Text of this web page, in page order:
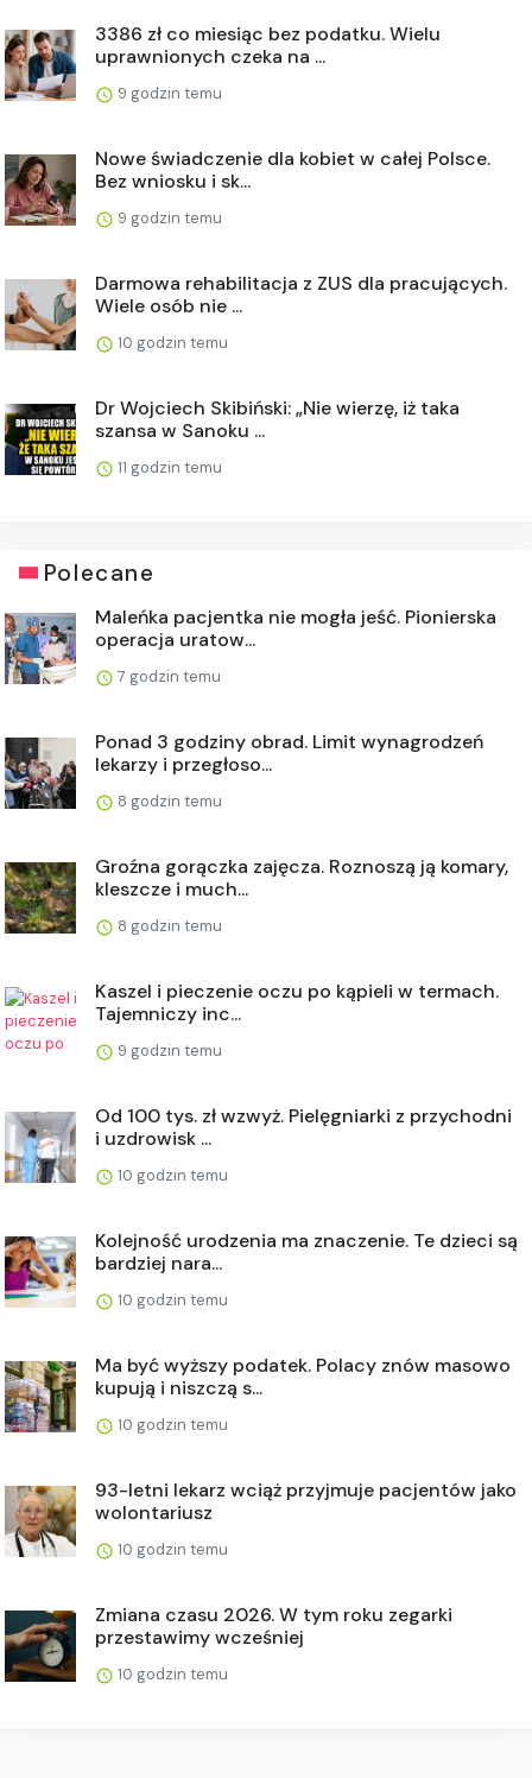
3386 zł co miesiąc bez podatku. Wielu
uprawnionych czeka na ...
9 godzin temu
Nowe świadczenie dla kobiet w całej Polsce.
Bez wniosku i sk...
9 godzin temu
Darmowa rehabilitacja z ZUS dla pracujących.
Wiele osób nie ...
10 godzin temu
Dr Wojciech Skibiński: „Nie wierzę, iż taka
szansa w Sanoku ...
11 godzin temu
Polecane
Maleńka pacjentka nie mogła jeść. Pionierska
operacja uratow...
7 godzin temu
Ponad 3 godziny obrad. Limit wynagrodzeń
lekarzy i przegłoso...
8 godzin temu
Groźna gorączka zajęcza. Roznoszą ją komary,
kleszcze i much...
8 godzin temu
Kaszel i pieczenie oczu po kąpieli w termach.
Tajemniczy inc...
9 godzin temu
Od 100 tys. zł wzwyż. Pielęgniarki z przychodni
i uzdrowisk ...
10 godzin temu
Kolejność urodzenia ma znaczenie. Te dzieci są
bardziej nara...
10 godzin temu
Ma być wyższy podatek. Polacy znów masowo
kupują i niszczą s...
10 godzin temu
93-letni lekarz wciąż przyjmuje pacjentów jako
wolontariusz
10 godzin temu
Zmiana czasu 2026. W tym roku zegarki
przestawimy wcześniej
10 godzin temu